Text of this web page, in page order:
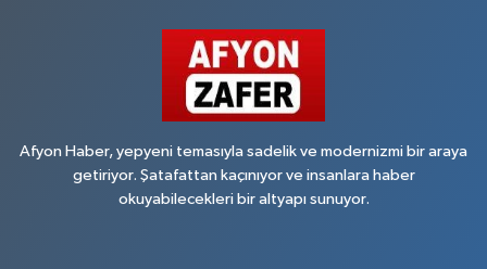
Afyon Haber, yepyeni temasıyla sadelik ve modernizmi bir araya
getiriyor. Şatafattan kaçınıyor ve insanlara haber
okuyabilecekleri bir altyapı sunuyor.